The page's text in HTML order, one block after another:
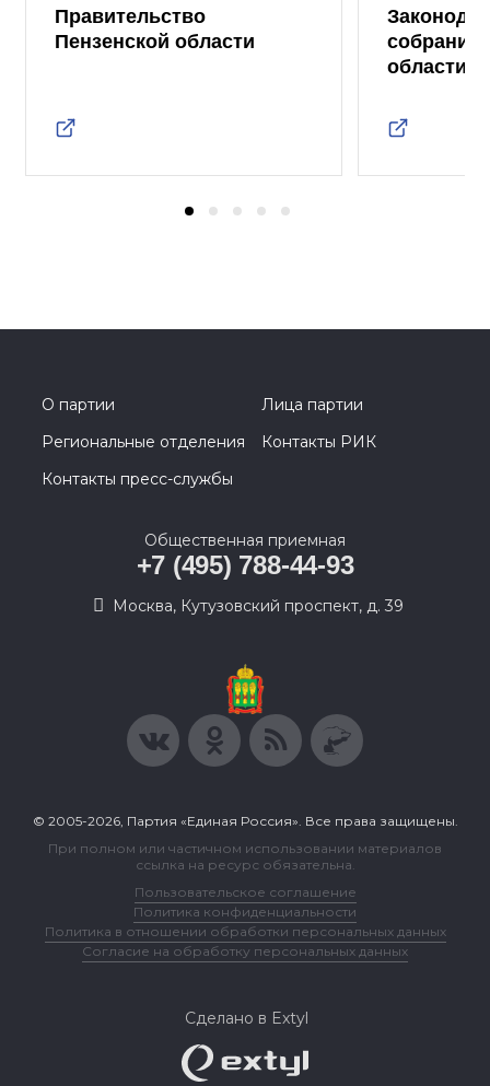
Правительство
Пензенской области
собрание
области
О партии
Лица партии
Региональные отделения
Контакты РИК
Контакты пресс-службы
Общественная приемная
+7 (495) 788-44-93
Москва, Кутузовский проспект, д. 39
© 2005-2026, Партия «Единая Россия». Все права защищены.
При полном или частичном использовании материалов
ссылка на ресурс обязательна.
Пользовательское соглашение
Политика конфиденциальности
Политика в отношении обработки персональных данных
Согласие на обработку персональных данных
Сделано в Extyl